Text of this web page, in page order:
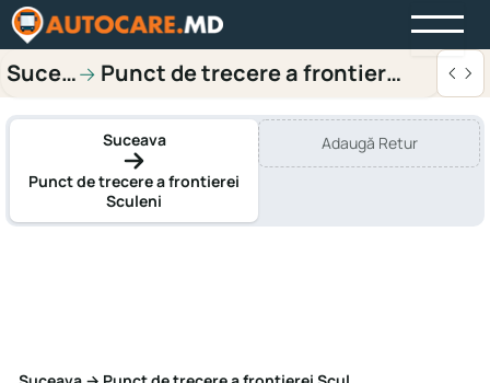
Suceava
→ Punct de trecere a frontierei
Suceava
Punct de trecere a frontierei
Sculeni
Adaugă Retur